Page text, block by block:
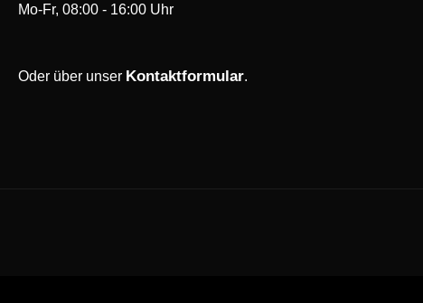
Mo-Fr, 08:00 - 16:00 Uhr
Oder über unser Kontaktformular.